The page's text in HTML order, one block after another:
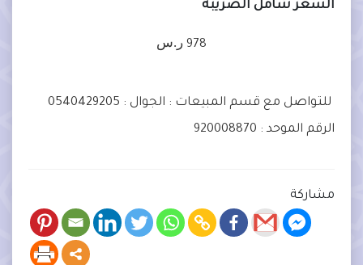
السعر شامل الضريبة
978 ر.س
للتواصل مع قسم المبيعات : الجوال : 0540429205
الرقم الموحد : 920008870
مشاركة